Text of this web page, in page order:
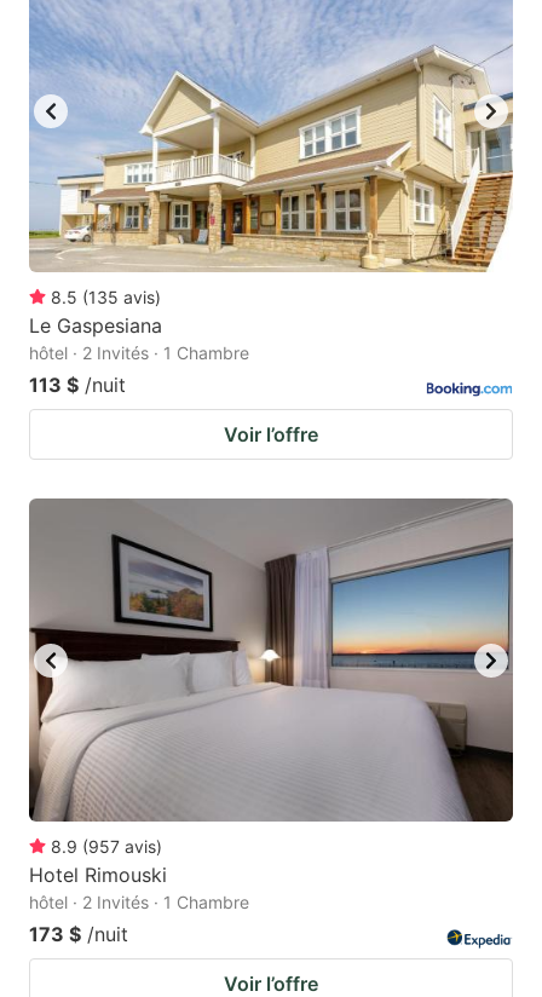
8.5 (135 avis)
Le Gaspesiana
hôtel · 2 Invités · 1 Chambre
113 $ /nuit
Voir l’offre
8.9 (957 avis)
Hotel Rimouski
hôtel · 2 Invités · 1 Chambre
173 $ /nuit
Voir l’offre